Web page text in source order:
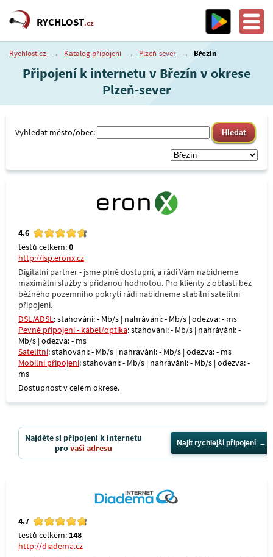
RYCHLOST.cz
Rychlost.cz → Katalog připojení → Plzeň-sever → Březín
Připojení k internetu v Březín v okrese
Plzeň-sever
Vyhledat město/obec:
4.6
testů celkem:0
http://isp.eronx.cz
Digitální partner - jsme plně dostupní, a rádi Vám nabídneme
maximální služby s přidanou hodnotou. Pro klienty z oblastí bez
běžného pozemního pokrytí rádi nabídneme stabilní satelitní
připojení.
DSL/ADSL: stahování: - Mb/s | nahrávání: - Mb/s | odezva: - ms
Pevné připojení - kabel/optika: stahování: - Mb/s | nahrávání: -
Mb/s | odezva: - ms
Satelitní: stahování: - Mb/s | nahrávání: - Mb/s | odezva: - ms
Mobilní připojení: stahování: - Mb/s | nahrávání: - Mb/s | odezva: -
ms
Dostupnost v celém okrese.
Najděte si připojení k internetu
provaši adresu Najít rychlejší připojení
4.7
testů celkem: 148
http://diadema.cz